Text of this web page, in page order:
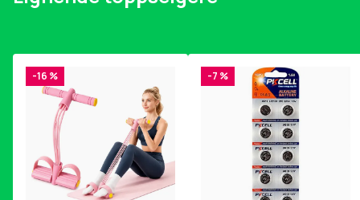
-16 % -7 %